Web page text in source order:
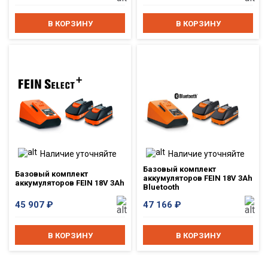
В КОРЗИНУ В КОРЗИНУ
Наличие уточняйте
Базовый комплект
аккумуляторов FEIN 18V 3Ah
45 907 ₽
В КОРЗИНУ
Наличие уточняйте
Базовый комплект
аккумуляторов FEIN 18V 3Ah
Bluetooth
47 166 ₽
В КОРЗИНУ